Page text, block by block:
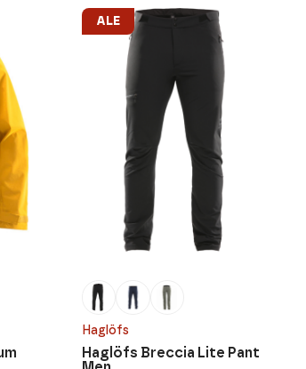
Haglöfs
ALE
Haglöfs Breccia Lite Pant